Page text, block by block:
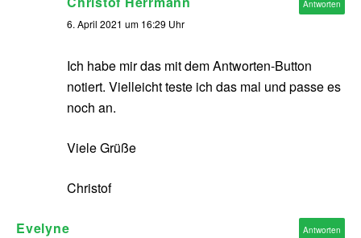
6. April 2021 um 16:29 Uhr
Ich habe mir das mit dem Antworten-Button
notiert. Vielleicht teste ich das mal und passe es
noch an.
Viele Grüße
Christof
Antworten
Evelyne Antworten